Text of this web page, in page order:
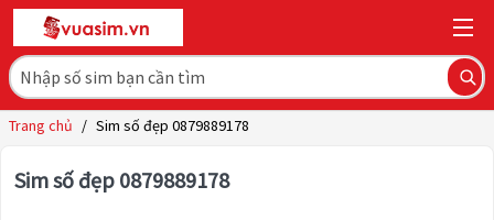
Trang chủ / Sim số đẹp 0879889178
Sim số đẹp 0879889178